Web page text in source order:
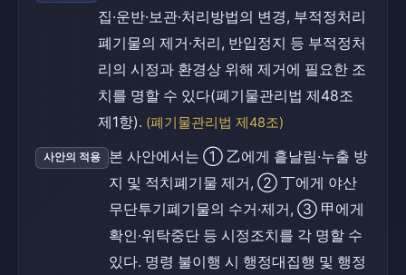
집·운반·보관·처리방법의 변경, 부적정처리
폐기물의 제거·처리, 반입정지 등 부적정처
리의 시정과 환경상 위해 제거에 필요한 조
치를 명할 수 있다(폐기물관리법 제48조
제1항). (폐기물관리법 제48조)
사안의 적용
본 사안에서는 ① 乙에게 흩날림·누출 방
지 및 적치폐기물 제거, ② 丁에게 야산
무단투기폐기물의 수거·제거, ③ 甲에게
확인·위탁중단 등 시정조치를 각 명할 수
있다. 명령 불이행 시 행정대집행 및 행정